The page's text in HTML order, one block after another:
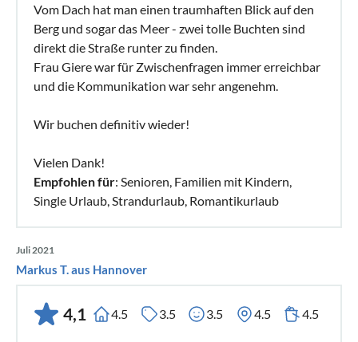
Vom Dach hat man einen traumhaften Blick auf den
Berg und sogar das Meer - zwei tolle Buchten sind
direkt die Straße runter zu finden.
Frau Giere war für Zwischenfragen immer erreichbar
und die Kommunikation war sehr angenehm.
Wir buchen definitiv wieder!
Vielen Dank!
Empfohlen für: Senioren, Familien mit Kindern,
Single Urlaub, Strandurlaub, Romantikurlaub
Juli 2021
Markus T. aus Hannover
4,1 4.5 3.5 3.5 4.5 4.5